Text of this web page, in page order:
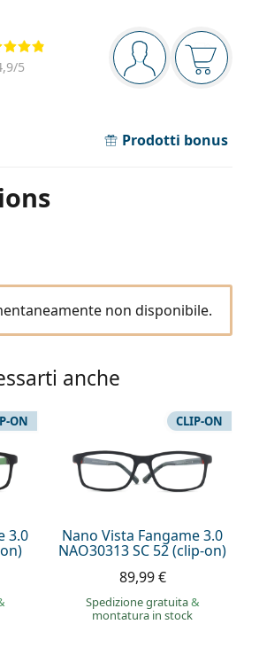
Barra di navigazione
sei connesso
Il
/5
Prodotti bonus
non disponibile.
anche
3.0
ON
Nano Vista Fangame 3.0
NAO30313 SC 52 (clip-on)
CLIP-ON
89,99 €
Spedizione gratuita&
montatura in stock